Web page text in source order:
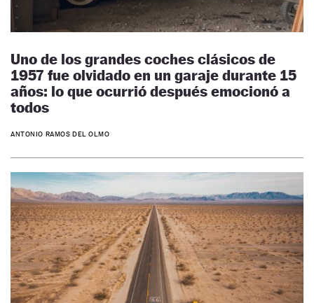
Uno de los grandes coches clásicos de
1957 fue olvidado en un garaje durante 15
años: lo que ocurrió después emocionó a
todos
ANTONIO RAMOS DEL OLMO